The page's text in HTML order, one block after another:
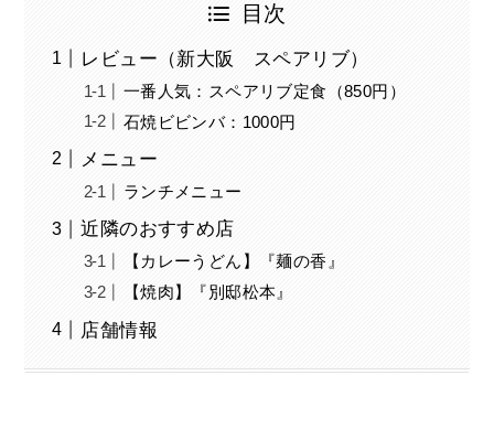
目次
レビュー（新大阪 スペアリブ）
一番人気：スペアリブ定食（850円）
石焼ビビンバ：1000円
メニュー
ランチメニュー
近隣のおすすめ店
【カレーうどん】『麺の香』
【焼肉】『別邸松本』
店舗情報